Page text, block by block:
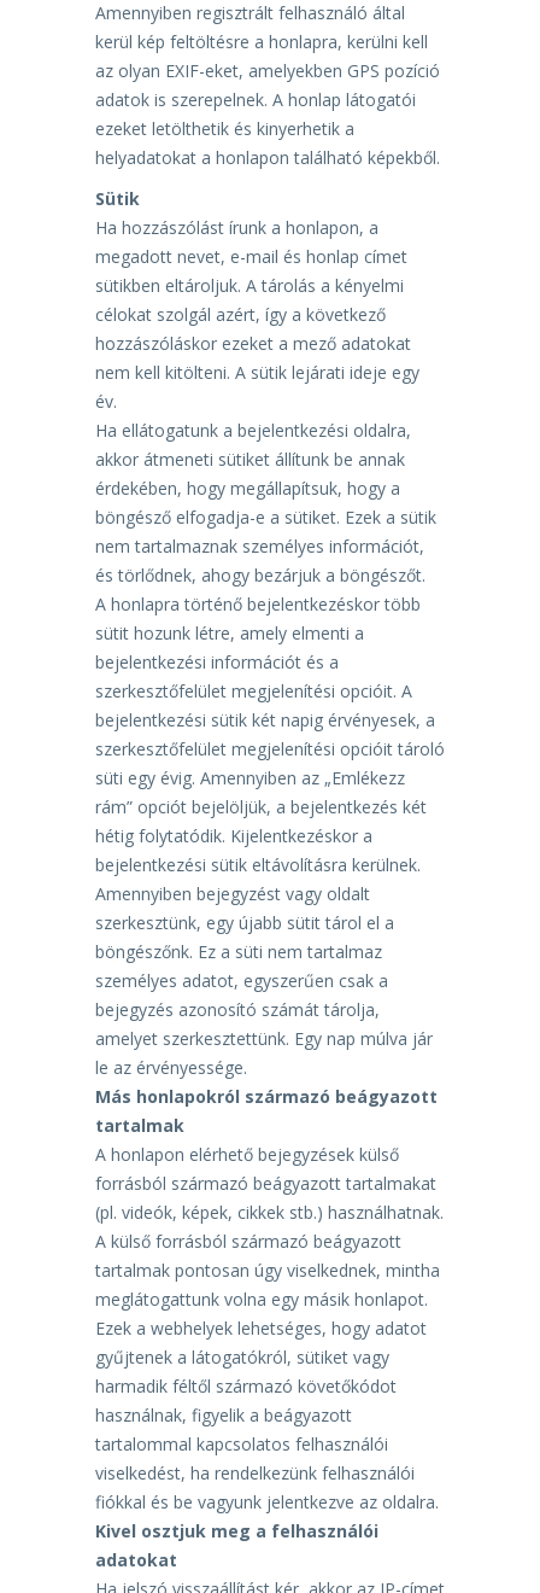
Amennyiben regisztrált felhasználó által
kerül kép feltöltésre a honlapra, kerülni kell
az olyan EXIF-eket, amelyekben GPS pozíció
adatok is szerepelnek. A honlap látogatói
ezeket letölthetik és kinyerhetik a
helyadatokat a honlapon található képekből.
Sütik
Ha hozzászólást írunk a honlapon, a
megadott nevet, e-mail és honlap címet
sütikben eltároljuk. Atárolás a kényelmi
célokat szolgál azért, így a következő
hozzászóláskor ezeket a mező adatokat
nem kell kitölteni. A sütik lejárati ideje egy
év.
Ha ellátogatunk a bejelentkezési oldalra,
akkor átmeneti sütiket állítunk be annak
érdekében, hogy megállapítsuk, hogy a
böngésző elfogadja-e a sütiket. Ezek a sütik
nem tartalmaznak személyes információt,
és törlődnek, ahogy bezárjuk a böngészőt.
A honlapra történő bejelentkezéskor több
sütit hozunk létre, amely elmenti a
bejelentkezési információt és a
szerkesztőfelület megjelenítési opcióit. A
bejelentkezési sütik két napig érvényesek, a
szerkesztőfelület megjelenítési opcióit tároló
süti egy évig. Amennyiben az „Emlékezz
rám” opciót bejelöljük, a bejelentkezés két
hétig folytatódik. Kijelentkezéskor a
bejelentkezési sütik eltávolításra kerülnek.
Amennyiben bejegyzést vagy oldalt
szerkesztünk, egy újabb sütit tárol el a
böngészőnk. Ez a süti nemtartalmaz
személyes adatot, egyszerűen csak a
bejegyzés azonosító számát tárolja,
amelyet szerkesztettünk. Egy nap múlva jár
le az érvényessége.
Más honlapokról származó beágyazott
tartalmak
A honlapon elérhető bejegyzések külső
forrásból származó beágyazott tartalmakat
(pl. videók, képek, cikkek stb.) használhatnak.
A külső forrásból származó beágyazott
tartalmak pontosan úgy viselkednek, mintha
meglátogattunk volna egy másik honlapot.
Ezek a webhelyek lehetséges, hogy adatot
gyűjtenek a látogatókról, sütiket vagy
harmadik féltől származó követőkódot
használnak, figyelik a beágyazott
tartalommal kapcsolatos felhasználói
viselkedést, ha rendelkezünk felhasználói
fiókkal és be vagyunk jelentkezve az oldalra.
Kivel osztjuk meg a felhasználói
adatokat